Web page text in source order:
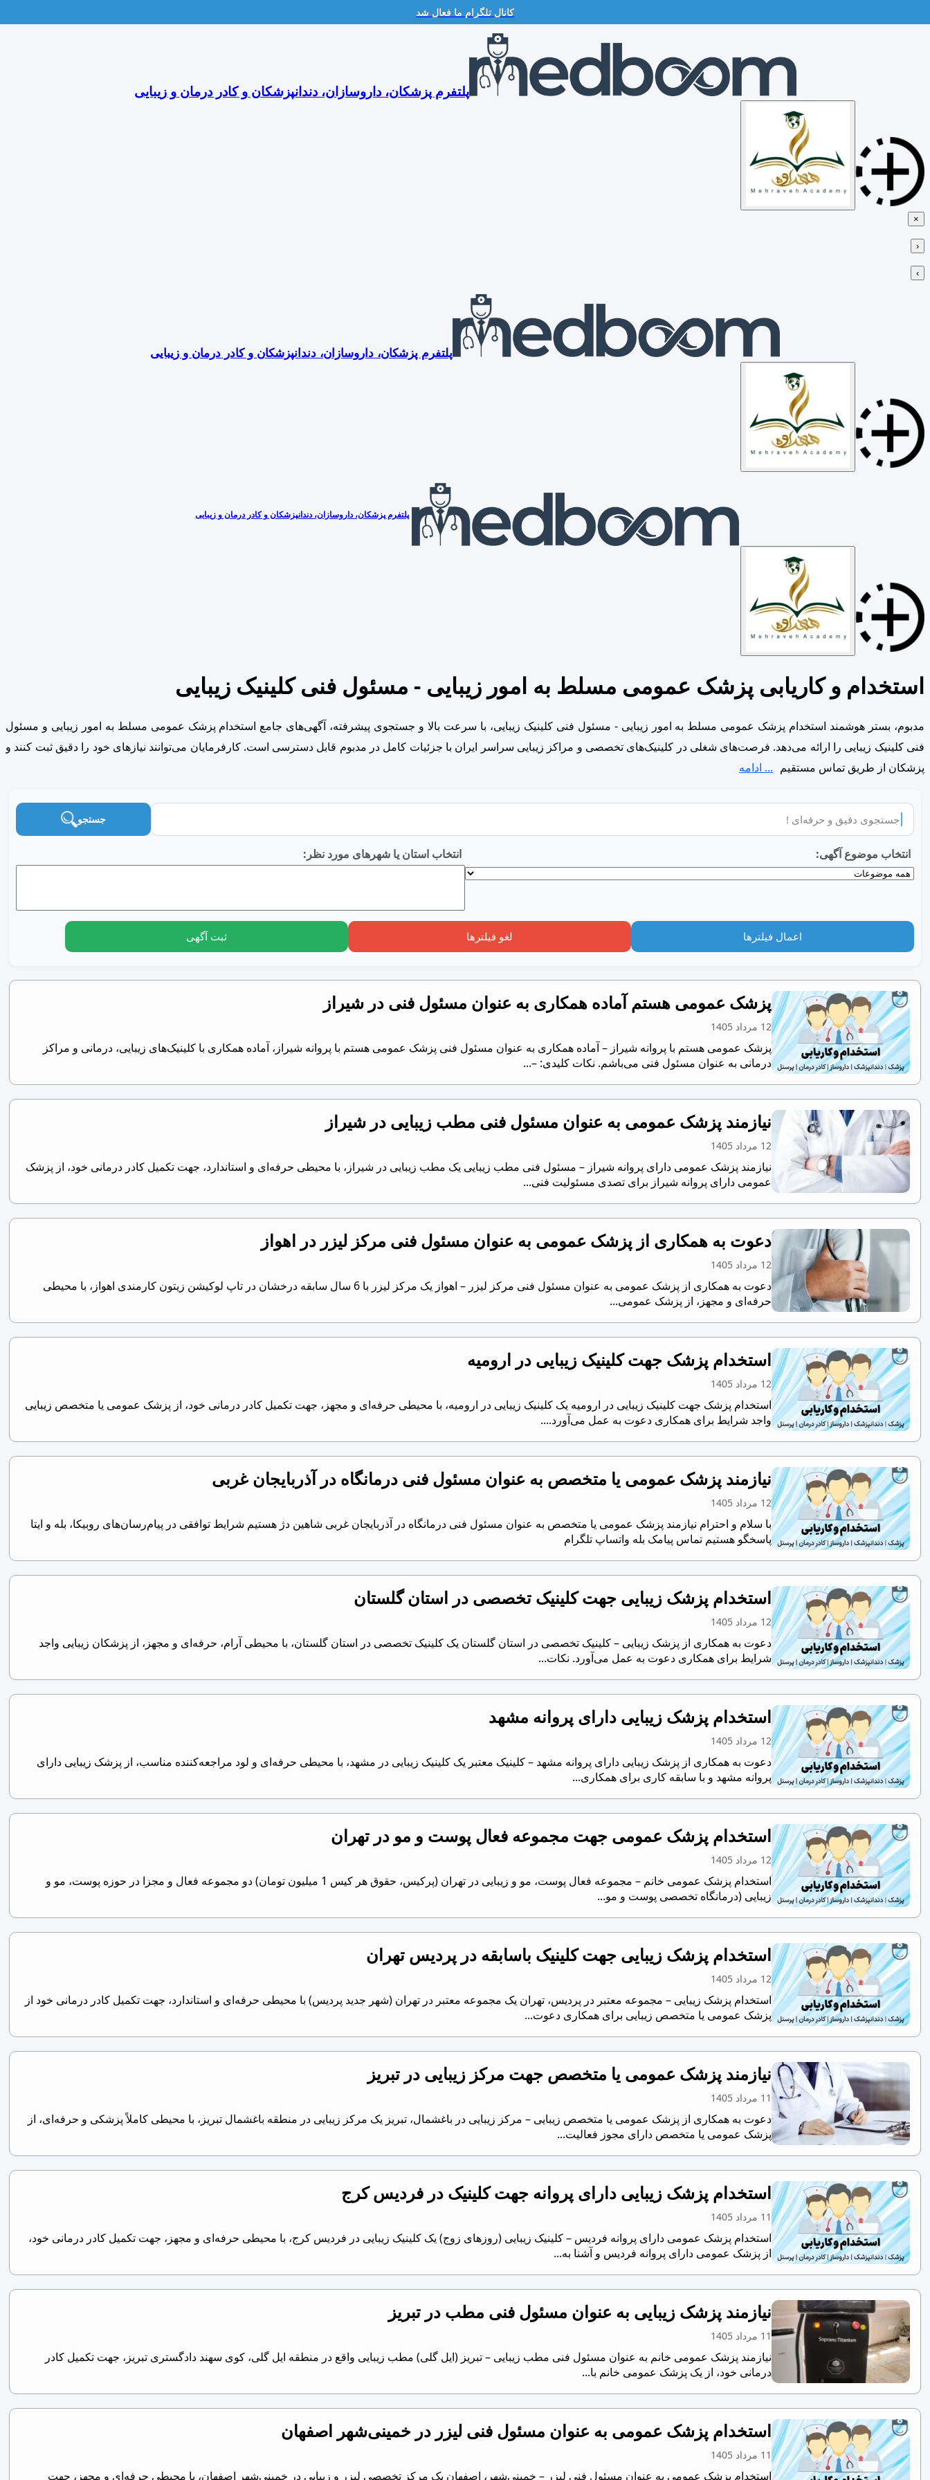
کانال تلگرام ما فعال شد
Skip
پلتفرم پزشکان، داروسازان، دندانپزشکان و کادر درمان و زیبایی
×
‹
›
پلتفرم پزشکان، داروسازان، دندانپزشکان و کادر درمان و زیبایی
پلتفرم پزشکان، داروسازان، دندانپزشکان و کادر درمان و زیبایی
استخدام و کاریابی پزشک عمومی مسلط به امور زیبایی - مسئول فنی کلینیک زیبایی
مدبوم، بستر هوشمند استخدام پزشک عمومی مسلط به امور زیبایی - مسئول فنی کلینیک زیبایی، با سرعت بالا و جستجوی پیشرفته، آگهی‌های جامع استخدام پزشک عمومی مسلط به امور زیبایی و مسئول
فنی کلینیک زیبایی را ارائه می‌دهد. فرصت‌های شغلی در کلینیک‌های تخصصی و مراکز زیبایی سراسر ایران با جزئیات کامل در مدبوم قابل دسترسی است. کارفرمایان می‌توانند نیازهای خود را دقیق ثبت کنند و
پزشکان از طریق تماس مستقیم ... ادامه
جستجو
انتخاب موضوع آگهی: انتخاب استان یا شهرهای مورد نظر:
اعمال فیلترها لغو فیلترها ثبت آگهی
پزشک عمومی هستم آماده همکاری به عنوان مسئول فنی در شیراز
12 مرداد 1405
پزشک عمومی هستم با پروانه شیراز – آماده همکاری به عنوان مسئول فنی پزشک عمومی هستم با پروانه شیراز، آماده همکاری با کلینیک‌های زیبایی، درمانی و مراکز
درمانی به عنوان مسئول فنی می‌باشم. نکات کلیدی: –...
نیازمند پزشک عمومی به عنوان مسئول فنی مطب زیبایی در شیراز
12 مرداد 1405
نیازمند پزشک عمومی دارای پروانه شیراز – مسئول فنی مطب زیبایی یک مطب زیبایی در شیراز، با محیطی حرفه‌ای و استاندارد، جهت تکمیل کادر درمانی خود، از پزشک
عمومی دارای پروانه شیراز برای تصدی مسئولیت فنی...
دعوت به همکاری از پزشک عمومی به عنوان مسئول فنی مرکز لیزر در اهواز
12 مرداد 1405
دعوت به همکاری از پزشک عمومی به عنوان مسئول فنی مرکز لیزر – اهواز یک مرکز لیزر با 6 سال سابقه درخشان در تاپ لوکیشن زیتون کارمندی اهواز، با محیطی
حرفه‌ای و مجهز، از پزشک عمومی...
استخدام پزشک جهت کلینیک زیبایی در ارومیه
12 مرداد 1405
استخدام پزشک جهت کلینیک زیبایی در ارومیه یک کلینیک زیبایی در ارومیه، با محیطی حرفه‌ای و مجهز، جهت تکمیل کادر درمانی خود، از پزشک عمومی یا متخصص زیبایی
واجد شرایط برای همکاری دعوت به عمل می‌آورد....
نیازمند پزشک عمومی یا متخصص به عنوان مسئول فنی درمانگاه در آذربایجان غربی
12 مرداد 1405
با سلام و احترام نیازمند پزشک عمومی یا متخصص به عنوان مسئول فنی درمانگاه در آذربایجان غربی شاهین دژ هستیم شرایط توافقی در پیام‌رسان‌های روبیکا، بله و ایتا
پاسخگو هستیم تماس پیامک بله واتساپ تلگرام
استخدام پزشک زیبایی جهت کلینیک تخصصی در استان گلستان
12 مرداد 1405
دعوت به همکاری از پزشک زیبایی – کلینیک تخصصی در استان گلستان یک کلینیک تخصصی در استان گلستان، با محیطی آرام، حرفه‌ای و مجهز، از پزشکان زیبایی واجد
شرایط برای همکاری دعوت به عمل می‌آورد. نکات...
استخدام پزشک زیبایی دارای پروانه مشهد
12 مرداد 1405
دعوت به همکاری از پزشک زیبایی دارای پروانه مشهد – کلینیک معتبر یک کلینیک زیبایی در مشهد، با محیطی حرفه‌ای و لود مراجعه‌کننده مناسب، از پزشک زیبایی دارای
پروانه مشهد و با سابقه کاری برای همکاری...
استخدام پزشک عمومی جهت مجموعه فعال پوست و مو در تهران
12 مرداد 1405
استخدام پزشک عمومی خانم – مجموعه فعال پوست، مو و زیبایی در تهران (پرکیس، حقوق هر کیس 1 میلیون تومان) دو مجموعه فعال و مجزا در حوزه پوست، مو و
زیبایی (درمانگاه تخصصی پوست و مو...
استخدام پزشک زیبایی جهت کلینیک باسابقه در پردیس تهران
12 مرداد 1405
استخدام پزشک زیبایی – مجموعه معتبر در پردیس، تهران یک مجموعه معتبر در تهران (شهر جدید پردیس) با محیطی حرفه‌ای و استاندارد، جهت تکمیل کادر درمانی خود از
پزشک عمومی یا متخصص زیبایی برای همکاری دعوت...
نیازمند پزشک عمومی یا متخصص جهت مرکز زیبایی در تبریز
11 مرداد 1405
دعوت به همکاری از پزشک عمومی یا متخصص زیبایی – مرکز زیبایی در باغشمال، تبریز یک مرکز زیبایی در منطقه باغشمال تبریز، با محیطی کاملاً پزشکی و حرفه‌ای، از
پزشک عمومی یا متخصص دارای مجوز فعالیت...
استخدام پزشک زیبایی دارای پروانه جهت کلینیک در فردیس کرج
11 مرداد 1405
استخدام پزشک عمومی دارای پروانه فردیس – کلینیک زیبایی (روزهای زوج) یک کلینیک زیبایی در فردیس کرج، با محیطی حرفه‌ای و مجهز، جهت تکمیل کادر درمانی خود،
از پزشک عمومی دارای پروانه فردیس و آشنا به...
نیازمند پزشک زیبایی به عنوان مسئول فنی مطب در تبریز
11 مرداد 1405
نیازمند پزشک عمومی خانم به عنوان مسئول فنی مطب زیبایی – تبریز (ایل گلی) مطب زیبایی واقع در منطقه ایل گلی، کوی سهند دادگستری تبریز، جهت تکمیل کادر
درمانی خود، از یک پزشک عمومی خانم با...
استخدام پزشک عمومی به عنوان مسئول فنی لیزر در خمینی‌شهر اصفهان
11 مرداد 1405
استخدام پزشک عمومی به عنوان مسئول فنی لیزر – خمینی‌شهر، اصفهان یک مرکز تخصصی لیزر و زیبایی در خمینی‌شهر اصفهان، با محیطی حرفه‌ای و مجهز، جهت